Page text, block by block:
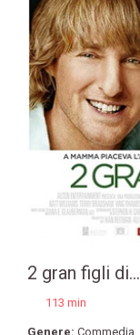
2 gran figli di...
113 min
Genere: Commedia